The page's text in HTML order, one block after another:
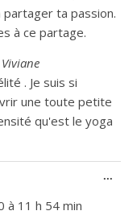
partager ta passion.
à ce partage.
. Je suis si
une toute petite
qu'est le yoga
à 11 h 54 min
...